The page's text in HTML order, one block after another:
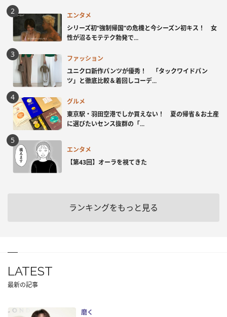
エンタメ
シリーズ初“強制帰国”の危機と今シーズン初キス！ 女
性が沼るモテテク勃発で...
ファッション
ユニクロ新作パンツが優秀！ 「タックワイドパン
ツ」と徹底比較＆着回しコーデ...
グルメ
東京駅・羽田空港でしか買えない！ 夏の帰省＆お土産
に選びたいセンス抜群の「...
エンタメ
【第43回】オーラを視てきた
ランキングをもっと見る
LATEST
最新の記事
磨く